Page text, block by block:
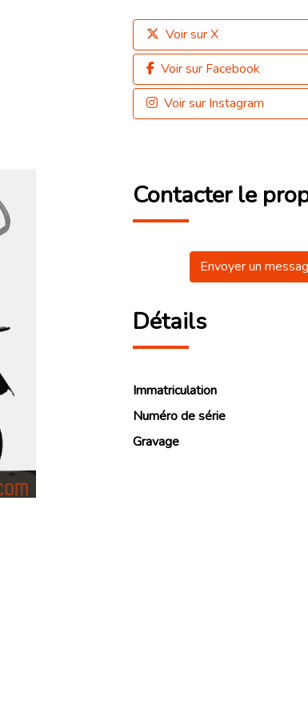
Voir sur X
Voir sur Facebook
Voir sur Instagram
Contacter le
Envoyer un
Détails
Immatriculation
Numéro de série
Gravage